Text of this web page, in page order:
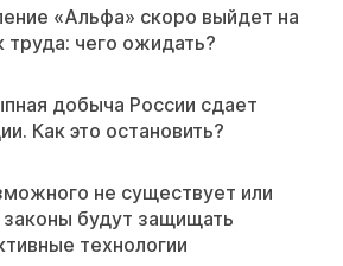
«Альфа» скоро выйдет на
труда: чего ожидать?
добыча России сдает
Как это остановить?
не существует или
законы будут защищать
технологии